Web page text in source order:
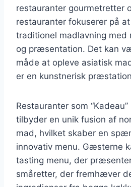
restauranter gourmetretter
restauranter fokuserer på
traditionel madlavning med
og præsentation. Det kan
måde at opleve asiatisk
er en kunstnerisk
Restauranter som
tilbyder en unik fusion af
mad, hvilket skaber en
innovativ menu. Gæsterne
tasting menu, der
småretter, der fremhæver